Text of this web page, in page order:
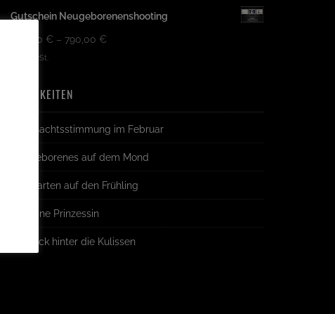
Gutschein Neugeborenenshooting
550,00 € – 790,00 €
inkl. MwSt.
NEUIGKEITEN
Weihnachtsstimmung im Februar
Neugeborenes auf dem Mond
Wir warten auf den Frühling
Wie eine Prinzessin
Ein Blick hinter die Kulissen